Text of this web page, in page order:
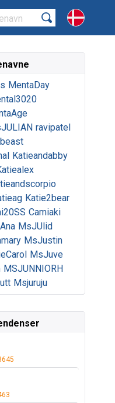
MentaDay
ravipatel
Katieandabby
Katie2bear
Camiaki
MsJUlid
MsJustin
MsJuve
MSJUNNIORH
Msjuruju